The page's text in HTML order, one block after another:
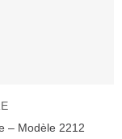
– Modèle 2212